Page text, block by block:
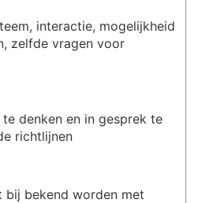
interactie, mogelijkheid
zelfde vragen voor
denken en in gesprek te
richtlijnen
bij bekend worden met